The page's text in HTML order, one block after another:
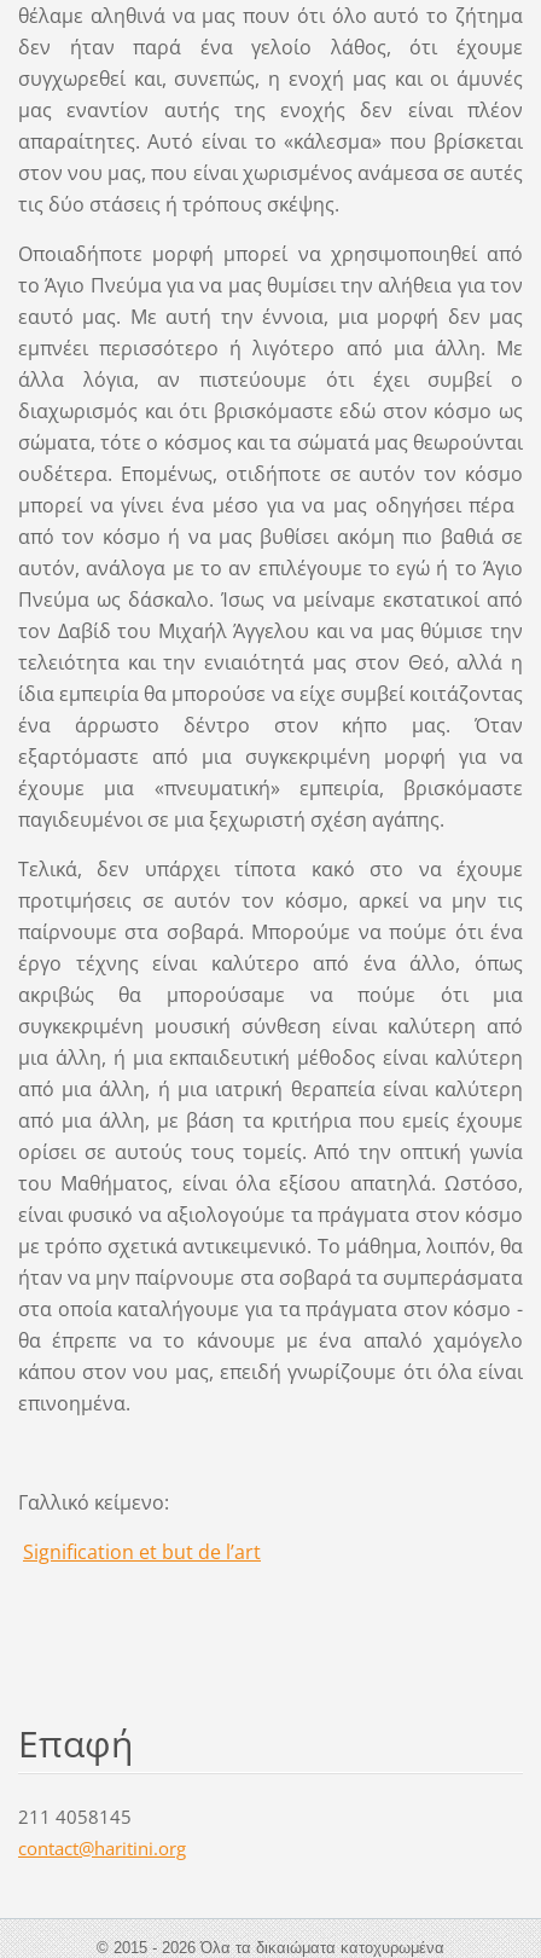
θέλαμε αληθινά να μας πουν ότι όλο αυτό το ζήτημα
δεν ήταν παρά ένα γελοίο λάθος, ότι έχουμε
συγχωρεθεί και, συνεπώς, η ενοχή μας και οι άμυνές
μας εναντίον αυτής της ενοχής δεν είναι πλέον
απαραίτητες. Αυτό είναι το «κάλεσμα» που βρίσκεται
στον νου μας, που είναι χωρισμένος ανάμεσα σε αυτές
τις δύο στάσεις ή τρόπους σκέψης.
Οποιαδήποτε μορφή μπορεί να χρησιμοποιηθεί από
το Άγιο Πνεύμα για να μας θυμίσει την αλήθεια για τον
εαυτό μας. Με αυτή την έννοια, μια μορφή δεν μας
εμπνέει περισσότερο ή λιγότερο από μια άλλη. Με
άλλα λόγια, αν πιστεύουμε ότι έχει συμβεί ο
διαχωρισμός και ότι βρισκόμαστε εδώ στον κόσμο ως
σώματα, τότε ο κόσμος και τα σώματά μας θεωρούνται
ουδέτερα. Επομένως, οτιδήποτε σε αυτόν τον κόσμο
μπορεί να γίνει ένα μέσο για να μας οδηγήσει πέρα ​​
από τον κόσμο ή να μας βυθίσει ακόμη πιο βαθιά σε
αυτόν, ανάλογα με το αν επιλέγουμε το εγώ ή το Άγιο
Πνεύμα ως δάσκαλο. Ίσως να μείναμε εκστατικοί από
τον Δαβίδ του Μιχαήλ Άγγελου και να μας θύμισε την
τελειότητα και την ενιαιότητά μας στον Θεό, αλλά η
ίδια εμπειρία θα μπορούσε να είχε συμβεί κοιτάζοντας
ένα άρρωστο δέντρο στον κήπο μας. Όταν
εξαρτόμαστε από μια συγκεκριμένη μορφή για να
έχουμε μια «πνευματική» εμπειρία, βρισκόμαστε
παγιδευμένοι σε μια ξεχωριστή σχέση αγάπης.
Τελικά, δεν υπάρχει τίποτα κακό στο να έχουμε
προτιμήσεις σε αυτόν τον κόσμο, αρκεί να μην τις
παίρνουμε στα σοβαρά. Μπορούμε να πούμε ότι ένα
έργο τέχνης είναι καλύτερο από ένα άλλο, όπως
ακριβώς θα μπορούσαμε να πούμε ότι μια
συγκεκριμένη μουσική σύνθεση είναι καλύτερη από
μια άλλη, ή μια εκπαιδευτική μέθοδος είναι καλύτερη
από μια άλλη, ή μια ιατρική θεραπεία είναι καλύτερη
από μια άλλη, με βάση τα κριτήρια που εμείς έχουμε
ορίσει σε αυτούς τους τομείς. Από την οπτική γωνία
του Μαθήματος, είναι όλα εξίσου απατηλά. Ωστόσο,
είναι φυσικό να αξιολογούμε τα πράγματα στον κόσμο
με τρόπο σχετικά αντικειμενικό. Το μάθημα, λοιπόν, θα
ήταν να μην παίρνουμε στα σοβαρά τα συμπεράσματα
στα οποία καταλήγουμε για τα πράγματα στον κόσμο -
θα έπρεπε να το κάνουμε με ένα απαλό χαμόγελο
κάπου στον νου μας, επειδή γνωρίζουμε ότι όλα είναι
επινοημένα.
Γαλλικό κείμενο:
Signification et but de l’art
Επαφή
211 4058145
contact@haritini.org
© 2015 - 2026 Όλα τα δικαιώματα κατοχυρωμένα